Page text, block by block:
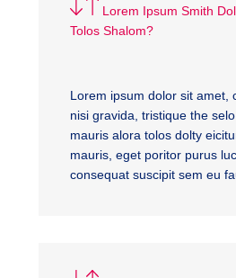
Lorem Ipsum Smith
Tolos Shalom?
Lorem ipsum dolor sit amet,
nisi gravida, tristique the
mauris alora tolos dolty
mauris, eget poritor purus
consequat suscipit sem eu